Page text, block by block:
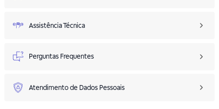
Assistência Técnica
Perguntas Frequentes
Atendimento de Dados Pessoais